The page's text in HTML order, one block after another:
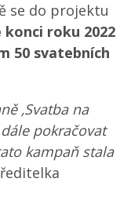
se do projektu
konci roku 2022
50 svatebních
‚Svatba na
pokračovat
kampaň stala